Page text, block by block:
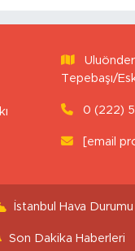
Tepebaşı/
0 (222)
[email
İstanbul Hava Durumu
Son Dakika Haberleri